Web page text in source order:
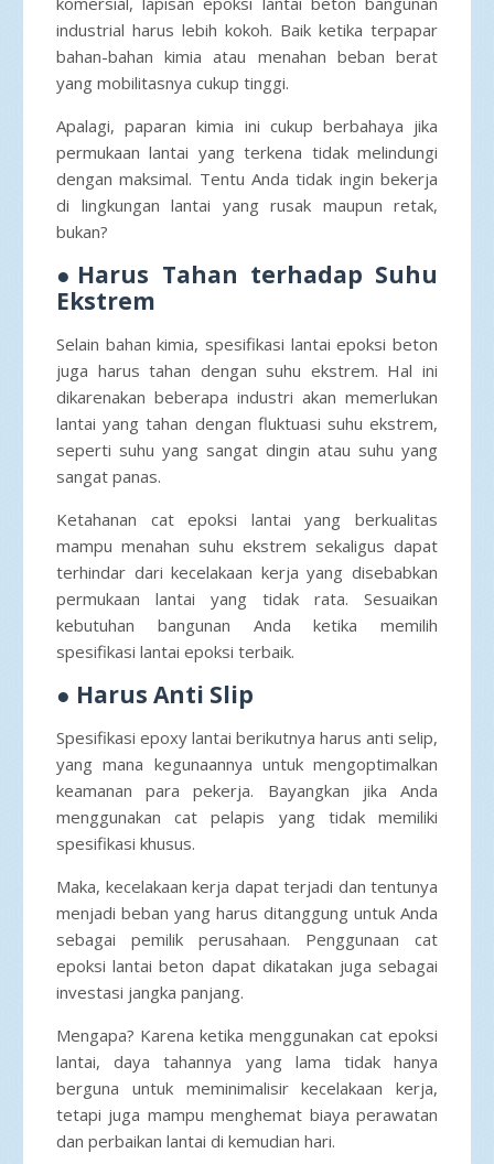
industrial harus lebih kokoh. Baik ketika terpapar
bahan-bahan kimia atau menahan beban berat
yang mobilitasnya cukup tinggi.
Apalagi, paparan kimia ini cukup berbahaya jika
permukaan lantai yang terkena tidak melindungi
dengan maksimal. Tentu Anda tidak ingin bekerja
di lingkungan lantai yang rusak maupun retak,
bukan?
●Harus Tahan terhadap Suhu
Ekstrem
Selain bahan kimia, spesifikasi lantai epoksi beton
juga harus tahan dengan suhu ekstrem. Hal ini
dikarenakan beberapa industri akan memerlukan
lantai yang tahan dengan fluktuasi suhu ekstrem,
seperti suhu yang sangat dingin atau suhu yang
sangat panas.
Ketahanan cat epoksi lantai yang berkualitas
mampu menahan suhu ekstrem sekaligus dapat
terhindar dari kecelakaan kerja yang disebabkan
permukaan lantai yang tidak rata. Sesuaikan
kebutuhan bangunan Anda ketika memilih
spesifikasi lantai epoksi terbaik.
● Harus Anti Slip
Spesifikasi epoxy lantai berikutnya harus anti selip,
yang mana kegunaannya untuk mengoptimalkan
keamanan para pekerja. Bayangkan jika Anda
menggunakan cat pelapis yang tidak memiliki
spesifikasi khusus.
Maka, kecelakaan kerja dapat terjadi dan tentunya
menjadi beban yang harus ditanggung untuk Anda
sebagai pemilik perusahaan. Penggunaan cat
epoksi lantai beton dapat dikatakan juga sebagai
investasi jangka panjang.
Mengapa? Karena ketika menggunakan cat epoksi
lantai, daya tahannya yang lama tidak hanya
berguna untuk meminimalisir kecelakaan kerja,
tetapi juga mampu menghemat biaya perawatan
dan perbaikan lantai di kemudian hari.